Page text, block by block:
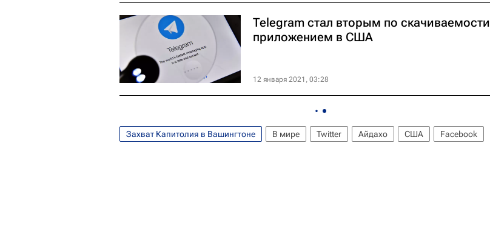
Telegram стал вторым по скачиваемости
приложением в США
12 января 2021, 03:28
Захват Капитолия в Вашингтоне В мире Twitter Айдахо США Facebook